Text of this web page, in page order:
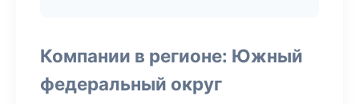
Компании в регионе: Южный
федеральный округ